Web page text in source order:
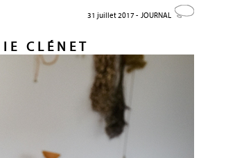
31 juillet 2017 - JOURNAL
CLÉNET